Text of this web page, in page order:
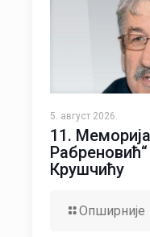
5. август 2026.
11.
Крушчићу
Опширније